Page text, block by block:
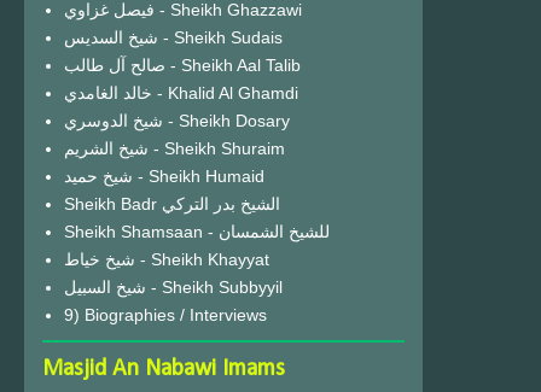
فيصل غزاوي - Sheikh Ghazzawi
شيخ السديس - Sheikh Sudais
صالح آل طالب - Sheikh Aal Talib
خالد الغامدي - Khalid Al Ghamdi
شيخ الدوسري - Sheikh Dosary
شيخ الشريم - Sheikh Shuraim
شيخ حميد - Sheikh Humaid
Sheikh Badr الشيخ بدر التركي
Sheikh Shamsaan - للشيخ الشمسان
شيخ خياط - Sheikh Khayyat
شيخ السبيل - Sheikh Subbyyil
9) Biographies / Interviews
Masjid An Nabawi Imams